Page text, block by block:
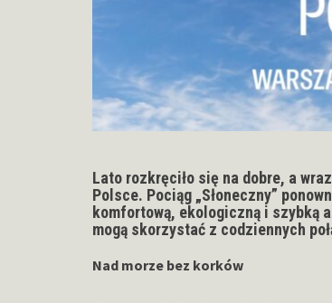
Lato rozkręciło się na dobre, a
Polsce. Pociąg „Słoneczny”
komfortową, ekologiczną i szybką
mogą skorzystać z codziennych
Nad morze bez korków